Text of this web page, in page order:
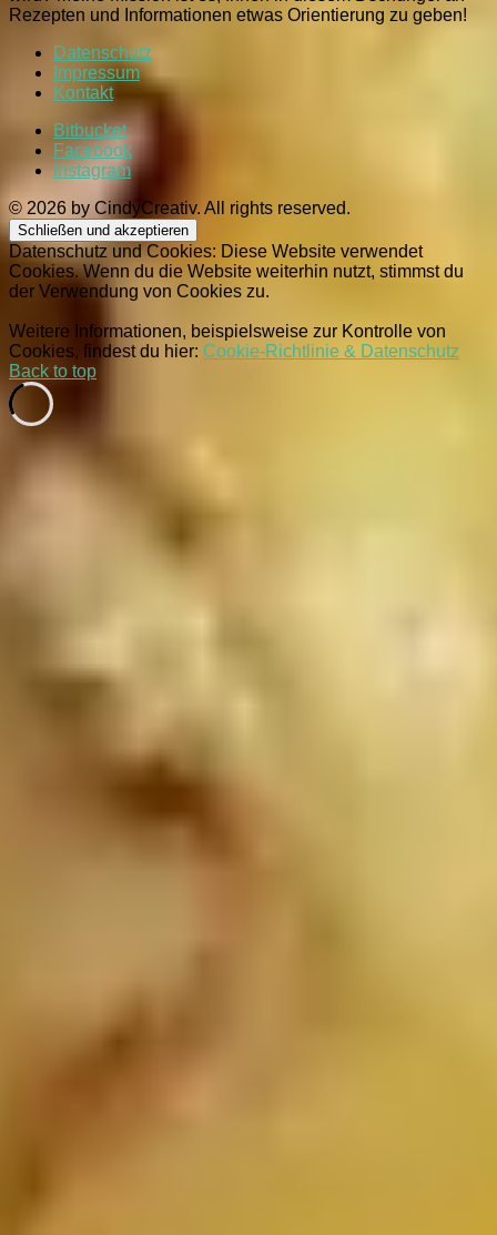
Rezepten und Informationen etwas Orientierung zu geben!
Datenschutz
Impressum
Kontakt
Bitbucket
Facebook
Instagram
© 2026 by CindyCreativ. All rights reserved.
Datenschutz und Cookies: Diese Website verwendet
Cookies. Wenn du die Website weiterhin nutzt, stimmst du
der Verwendung von Cookies zu.
Weitere Informationen, beispielsweise zur Kontrolle von
Cookies, findest du hier: Cookie-Richtlinie & Datenschutz
Back to top